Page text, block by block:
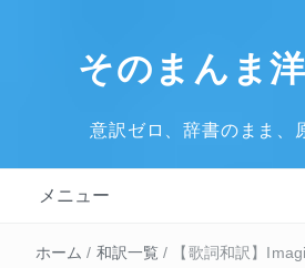
そのまんま
意訳ゼロ、辞書のまま、
メニュー
ホーム / 和訳一覧 / 【歌詞和訳】